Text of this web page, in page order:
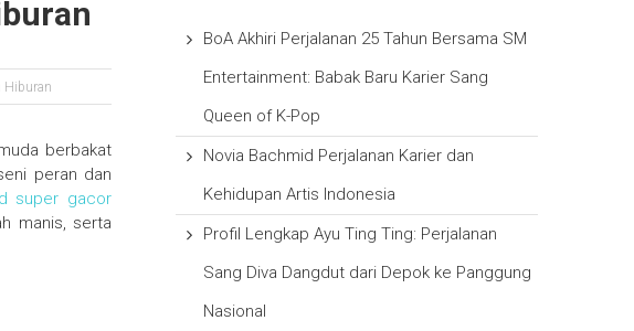
Hiburan
berbakat
peran dan
super gacor
manis, serta
BoA Akhiri Perjalanan 25 Tahun Bersama SM
Entertainment: Babak Baru Karier Sang
Queen of K-Pop
Novia Bachmid Perjalanan Karier dan
Kehidupan Artis Indonesia
Profil Lengkap Ayu Ting Ting: Perjalanan
Sang Diva Dangdut dari Depok ke Panggung
Nasional